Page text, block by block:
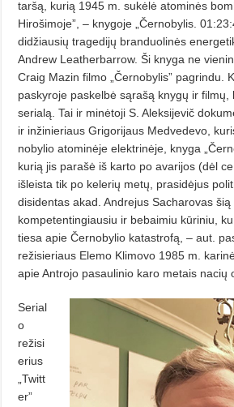
taršą, kurią 1945 m. sukėlė ato­minės
Hirošimo­je”, – knygoje „Černobylis.
didžiausių tragedijų branduolinės
Andrew Leatherbarrow. Ši knyga ne
Craig Mazin filmo „Černobylis” pagrindu.
paskyroje paskelbė sąrašą knygų ir filmų,
serialą. Tai ir minėtoji S. Aleksijevič
ir inžinieriaus Grigorijaus Medvedevo,
nobylio atominėje elektrinėje, knyga
kurią jis parašė iš karto po avarijos (dėl
išleista tik po kelerių metų, prasidėjus
disidentas akad. Andrejus Sa­charovas
kompetentingiausiu ir bebaimiu kūriniu,
tiesa apie Černobylio katastrofą, – aut.
režisieriaus Elemo Kli­movo 1985 m.
apie Antrojo pasaulinio karo metais nacių
Serial
o
režisi
erius
„Twitt
er”